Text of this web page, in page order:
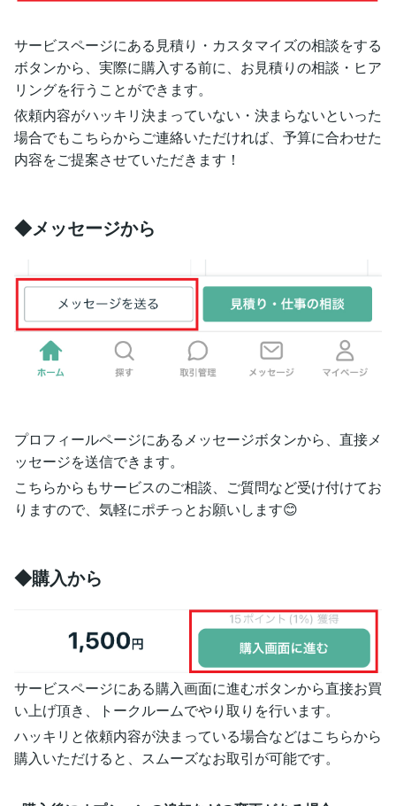
サービスページにある見積り・カスタマイズの相談をする
ボタンから、実際に購入する前に、お見積りの相談・ヒア
リングを行うことができます。
依頼内容がハッキリ決まっていない・決まらないといった
場合でもこちらからご連絡いただければ、予算に合わせた
内容をご提案させていただきます！
◆メッセージから
プロフィールページにあるメッセージボタンから、直接メ
ッセージを送信できます。
こちらからもサービスのご相談、ご質問など受け付けてお
りますので、気軽にポチっとお願いします😊
◆購入から
サービスページにある購入画面に進むボタンから直接お買
い上げ頂き、トークルームでやり取りを行います。
ハッキリと依頼内容が決まっている場合などはこちらから
購入いただけると、スムーズなお取引が可能です。